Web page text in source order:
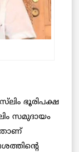
ഭൂരിപക്ഷ
സമുദായം